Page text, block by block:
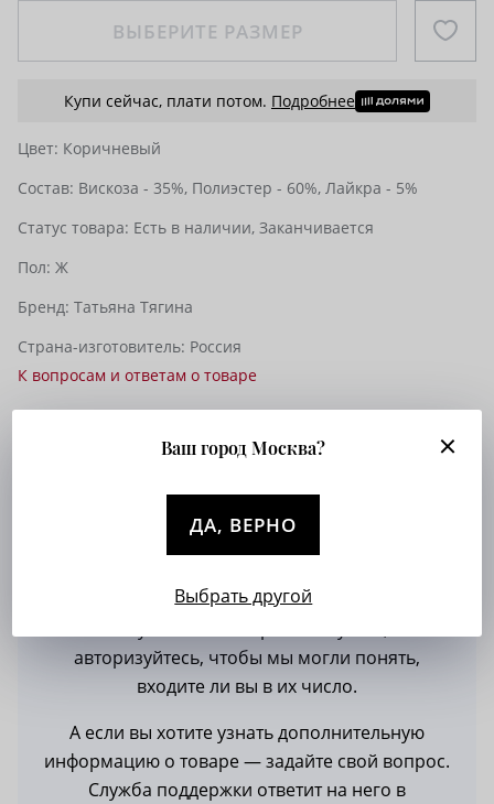
ВЫБЕРИТЕ РАЗМЕР
Купи сейчас, плати потом. Подробнее
Цвет: Коричневый
Состав: Вискоза - 35%, Полиэстер - 60%, Лайкра - 5%
Статус товара: Есть в наличии, Заканчивается
Пол: Ж
Бренд: Татьяна Тягина
Страна-изготовитель: Россия
К вопросам и ответам о товаре
Пока нет отзывов и вопросов
Отзыв могут оставлять только те, кто уже
авторизуйтесь, чтобы мы могли понять,
входите ли вы в их число.
А если вы хотите узнать дополнительную
информацию о товаре — задайте свой вопрос.
Служба поддержки ответит на него в
Ваш город Москва?
ДА, ВЕРНО
Выбрать другой